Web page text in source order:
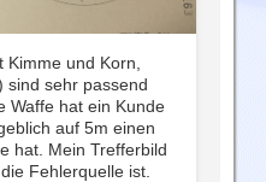
und Korn,
sind sehr passend
Waffe hat ein Kunde
auf 5m einen
hat. Mein Trefferbild
Fehlerquelle ist.